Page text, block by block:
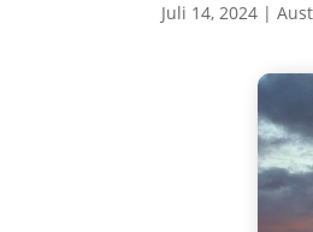
Juli 14, 2024 |